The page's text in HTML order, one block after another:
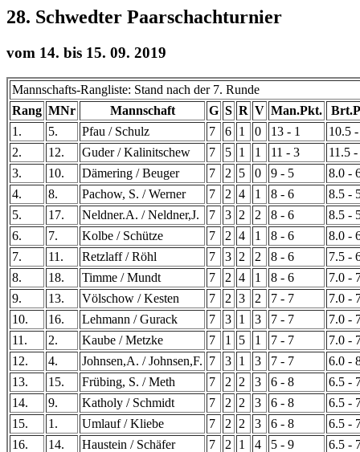
28. Schwedter Paarschachturnier
vom 14. bis 15. 09. 2019
Mannschafts-Rangliste: Stand nach der 7. Runde
Rang MNr Mannschaft G S R V Man.Pkt.
1.
5. Pfau / Schulz 7 6 1 0 13 - 1
10.5
2.
12. Guder / Kalinitschew 7 5 1 1 11 - 3
11.5
3.
10. Dämering / Beuger 7 2 5 0 9 - 5
8.0 -
4.
8. Pachow, S. / Werner 7 2 4 1 8 - 6
8.5 -
5.
17. Neldner.A. / Neldner,J. 7 3 2 2 8 - 6
8.5 -
6.
7. Kolbe / Schütze 7 2 4 1 8 - 6
8.0 -
7.
11. Retzlaff / Röhl 7 3 2 2 8 - 6
7.5 -
8.
18. Timme / Mundt 7 2 4 1 8 - 6
7.0 -
9.
13. Völschow / Kesten 7 2 3 2 7 - 7
7.0 -
10.
16. Lehmann / Gurack 7 3 1 3 7 - 7
7.0 -
11.
2. Kaube / Metzke 7 1 5 1 7 - 7
7.0 -
12.
4. Johnsen,A. / Johnsen,F. 7 3 1 3 7 - 7
6.0 -
13.
15. Frübing, S. / Meth 7 2 2 3 6 - 8
6.5 -
14.
9. Katholy / Schmidt 7 2 2 3 6 - 8
6.5 -
15.
1. Umlauf / Kliebe 7 2 2 3 6 - 8
6.5 -
16.
14. Haustein / Schäfer 7 2 1 4 5 - 9
6.5 -